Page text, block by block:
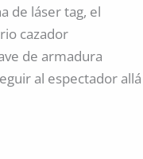
de láser tag, el
cazador
de armadura
al espectador allá